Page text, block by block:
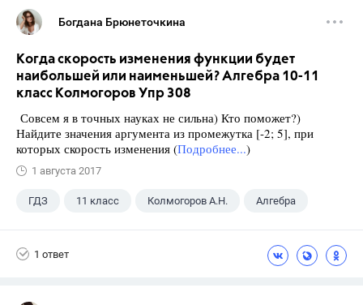
Богдана Брюнеточкина
Когда скорость изменения функции будет
наибольшей или наименьшей? Алгебра 10-11
класс Колмогоров Упр 308
Совсем я в точных науках не сильна) Кто поможет?)
Найдите значения аргумента из промежутка [-2; 5], при
которых скорость изменения (Подробнее...)
1 августа 2017
ГДЗ 11 класс Колмогоров А.Н. Алгебра
1 ответ